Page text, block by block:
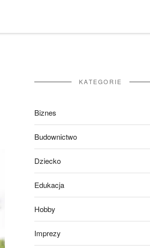
KATEGORIE
Biznes
Budownictwo
Dziecko
Edukacja
Hobby
Imprezy